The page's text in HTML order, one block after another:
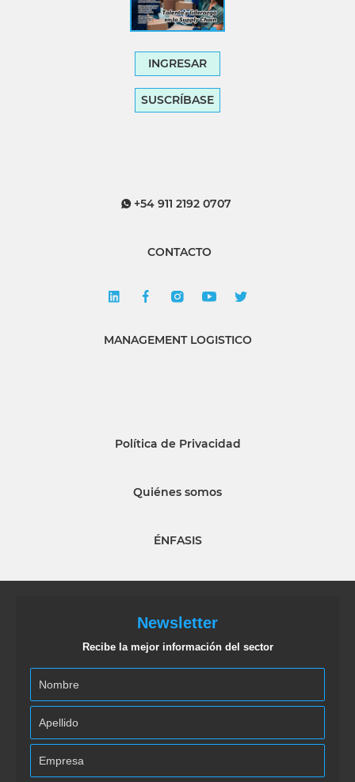
INGRESAR
SUSCRÍBASE
+54 911 2192 0707
CONTACTO
MANAGEMENT LOGISTICO
Política de Privacidad
Quiénes somos
ÉNFASIS
Newsletter
Recibe la mejor información del sector